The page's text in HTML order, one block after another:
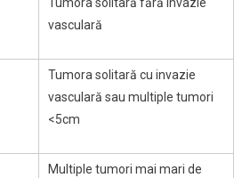
vasculară
Tumora solitară cu invazie
vasculară sau multiple tumori
<5cm
Multiple tumori mai mari de